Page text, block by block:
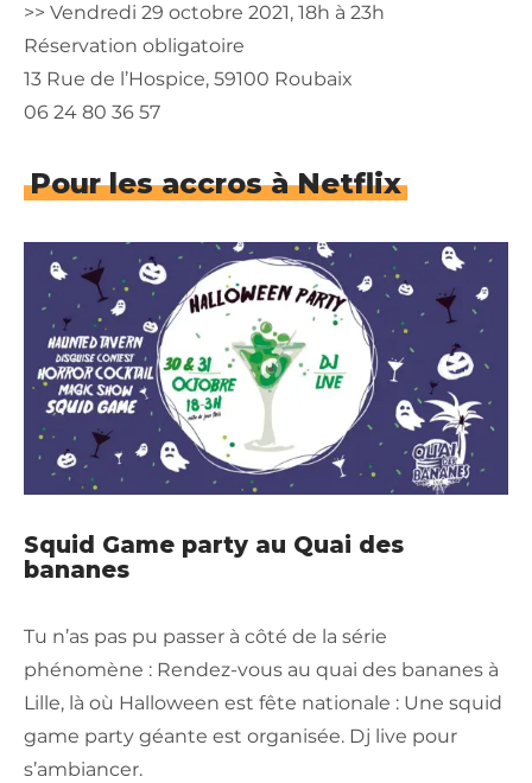
>> Vendredi 29 octobre 2021, 18h à 23h
Réservation obligatoire
13 Rue de l’Hospice, 59100 Roubaix
06 24 80 36 57
Pour les accros à Netflix
Squid Game party au Quai des
bananes
Tu n’as pas pu passer à côté de la série
phénomène : Rendez-vous au quai des bananes à
Lille, là où Halloween est fête nationale : Une squid
game party géante est organisée. Dj live pour
s’ambiancer.